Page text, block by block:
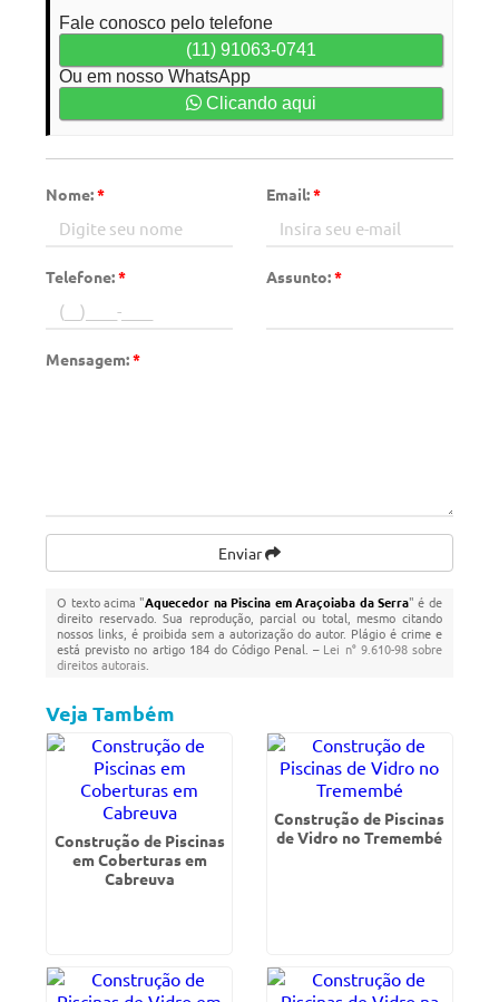
Fale conosco pelo telefone
(11) 91063-0741
Ou em nosso WhatsApp
Clicando aqui
Nome:* Email:*
Telefone:* Assunto:*
Mensagem:*
Enviar
O texto acima "Aquecedor na Piscina em Araçoiaba da Serra" é de
direito reservado. Sua reprodução, parcial ou total, mesmo citando
nossos links, é proibida sem a autorização do autor. Plágio é crime e
está previsto no artigo 184 do Código Penal. – Lei n° 9.610-98 sobre
direitos autorais
Veja Também
Construção de Piscinas
em Coberturas em
Cabreuva
Construção de Piscinas
de Vidro no Tremembé